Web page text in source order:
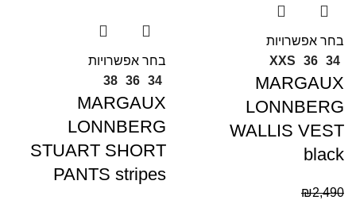
בחר אפשרויות
34
36
XXS
MARGAUX
LONNBERG
WALLIS VEST
black
₪2,490
בחר אפשרויות
34
36
38
MARGAUX
LONNBERG
STUART SHORT
PANTS stripes